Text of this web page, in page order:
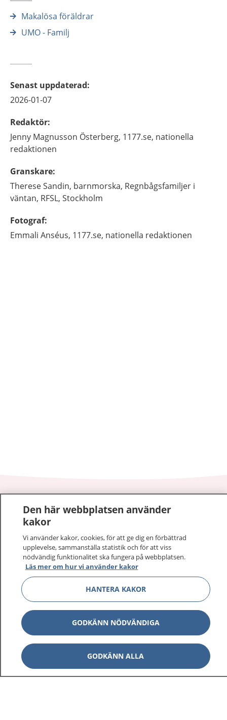
Makalösa föräldrar
UMO - Familj
Senast uppdaterad:
2026-01-07
Redaktör:
Jenny Magnusson Österberg, 1177.se, nationella
redaktionen
Granskare:
ThereseSandin, barnmorska, Regnbågsfamiljer i
väntan, RFSL, Stockholm
Fotograf:
Emmali Anséus, 1177.se, nationella redaktionen
På 1177.se får du råd om hälsa och information om
sjukdomar och vilka mottagningar du kan kontakta.
Logga in för att läsa din journal och göra dina
vårdärenden. Ring telefonnummer 1177 för
sjukvårdsrådgivning dygnet runt.
1177 ger dig råd när du vill må bättre.
1177 på flera språk Visa
Visa
Den här webbplatsen använder
kakor
Vi använder kakor, cookies, för att ge dig en förbättrad
upplevelse, sammanställa statistik och för att viss
nödvändig funktionalitet ska fungera på webbplatsen.
Läs mer om hur vi använder kakor
HANTERA KAKOR
GODKÄNN NÖDVÄNDIGA
GODKÄNN ALLA